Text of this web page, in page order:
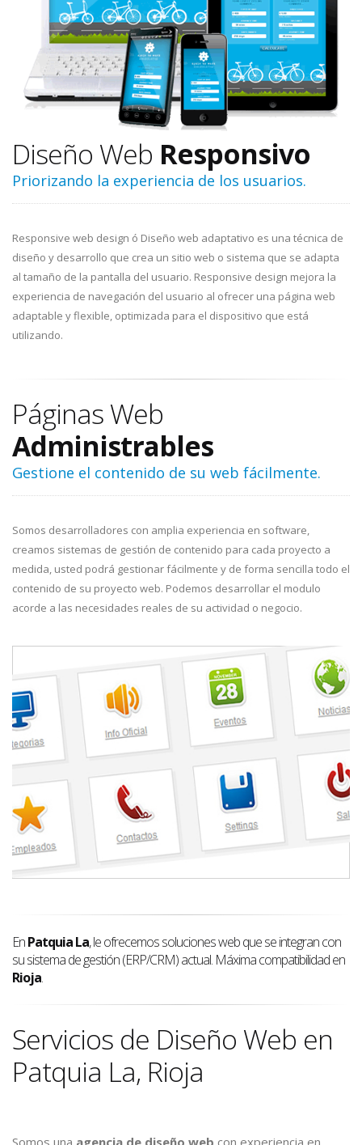
Diseño Web Responsivo
Priorizando la experiencia de los usuarios.
Responsive web design ó Diseño web adaptativo es una técnica de
diseño y desarrollo que crea un sitio web o sistema que se adapta
al tamaño de la pantalla del usuario. Responsive design mejora la
experiencia de navegación del usuario al ofrecer una página web
adaptable y flexible, optimizada para el dispositivo que está
utilizando.
Páginas Web
Administrables
Gestione el contenido de su web fácilmente.
Somos desarrolladores con amplia experiencia en software,
creamos sistemas de gestión de contenido para cada proyecto a
medida, usted podrá gestionar fácilmente y de forma sencilla todo el
contenido de su proyecto web. Podemos desarrollar el modulo
acorde a las necesidades reales de su actividad o negocio.
EnPatquia La, le ofrecemos soluciones web que se integran con
su sistema de gestión (ERP/CRM) actual. Máxima compatibilidad en
Rioja.
Servicios de Diseño Web en
Patquia La, Rioja
Somos una agencia de diseño web con experiencia en